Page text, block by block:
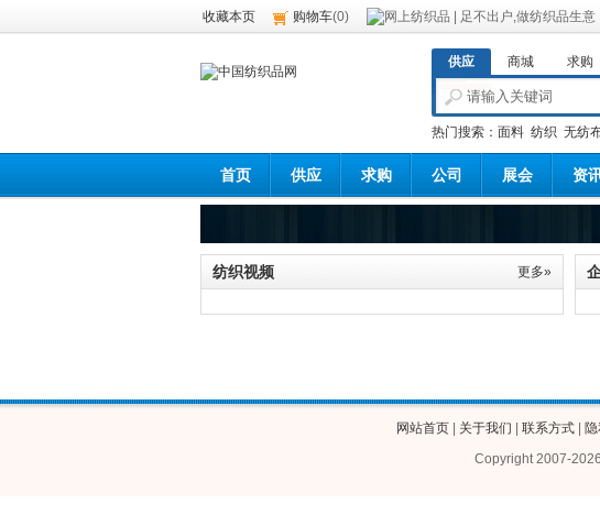
收藏本页 购物车(0)
供应 商城 求购
热门搜索： 面料 纺织 无纺
首页 供应 求购 公司 展会 资
更多»
纺织视频
网站首页| 关于我们 联系方式|
Copyright 2007-2026